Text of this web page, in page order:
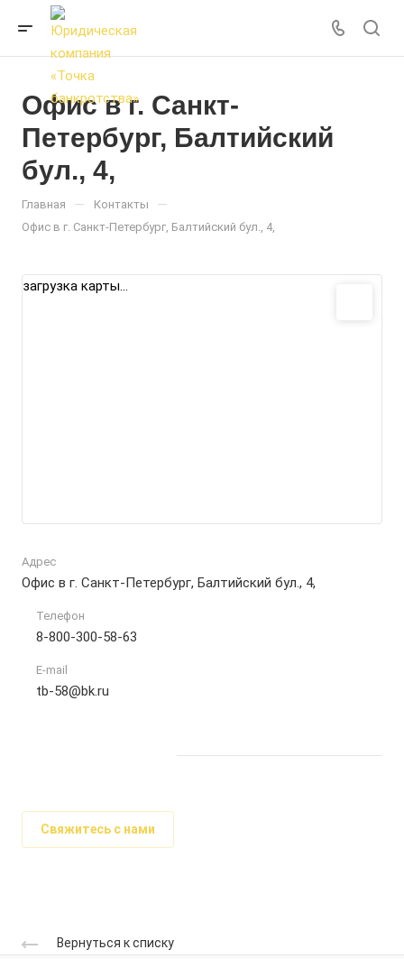
Офис в г. Санкт-
Петербург, Балтийский
бул., 4,
Главная — Контакты —
Офис в г. Санкт-Петербург, Балтийский бул., 4,
Адрес
Офис в г. Санкт-Петербург, Балтийский бул., 4,
Телефон
8-800-300-58-63
E-mail
tb-58@bk.ru
Свяжитесь с нами
загрузка карты...
Вернуться к списку